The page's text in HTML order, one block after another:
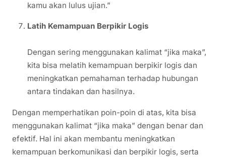
kamu akan lulus ujian.”
Latih Kemampuan Berpikir Logis
Dengan sering menggunakan kalimat “jika maka”,
kita bisa melatih kemampuan berpikir logis dan
meningkatkan pemahaman terhadap hubungan
antara tindakan dan hasilnya.
Dengan memperhatikan poin-poin di atas, kita bisa
menggunakan kalimat “jika maka” dengan benar dan
efektif. Hal ini akan membantu meningkatkan
kemampuan berkomunikasi dan berpikir logis, serta